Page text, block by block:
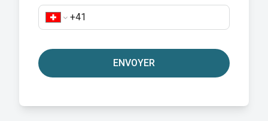
ENVOYER